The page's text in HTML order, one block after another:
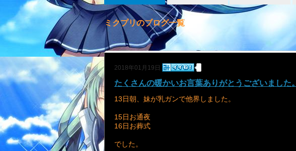
ミクプリのブログ一覧
2018年01月19日
たくさんの暖かいお言葉ありがとうございました。
13日朝、妹が乳ガンで他界しました。
15日お通夜
16日お葬式
でした。